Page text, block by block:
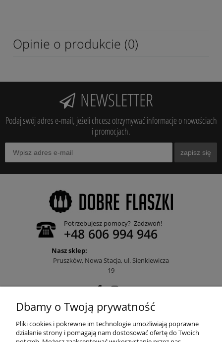
Opinie o produkcie (0)
NEWSLETTER
Podaj swój adres e-mail, jeżeli chcesz otrzymywać informacje o nowościach
i promocjach.
zapisz się
Potrzebujesz pomocy? Zadzwoń!
+48 606 994 946
Nasz sklep:
Pruszków, Nowa Stacja, ul. Sienkiewicza
19
POMOC
Dbamy o Twoją prywatność
Pliki cookies i pokrewne im technologie umożliwiają poprawne
działanie strony i pomagają nam dostosować ofertę do Twoich